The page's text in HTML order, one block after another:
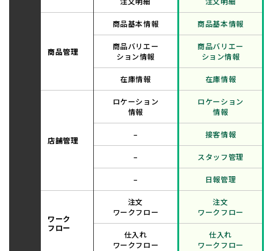
商品管理
商品基本情報 商品基本情報
商品バリエー
ション情報
商品バリエー
ション情報
在庫情報 在庫情報
店舗管理
ロケーション
情報
ロケーション
情報
– 接客情報
– スタッフ管理
– 日報管理
ワーク
フロー
注文
ワークフロー
注文
ワークフロー
仕入れ
ワークフロー
仕入れ
ワークフロー